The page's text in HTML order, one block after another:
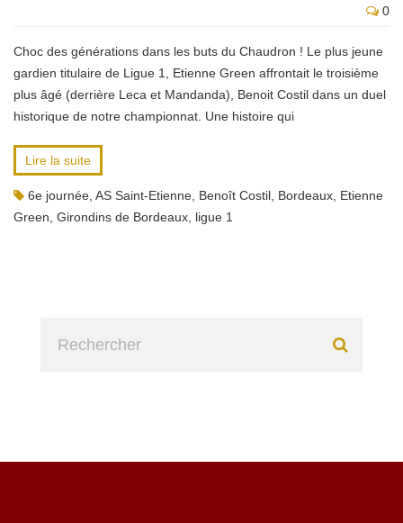
0
Choc des générations dans les buts du Chaudron ! Le plus jeune
gardien titulaire de Ligue 1, Etienne Green affrontait le troisième
plus âgé (derrière Leca et Mandanda), Benoit Costil dans un duel
historique de notre championnat. Une histoire qui
Lire la suite
6e journée AS Saint-Etienne Benoît Costil Bordeaux Etienne
Green Girondins de Bordeaux ligue 1